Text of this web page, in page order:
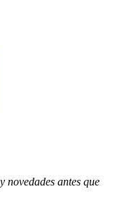
novedades antes que